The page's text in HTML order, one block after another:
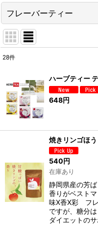
フレーバーティー
並び順:
28件
ハーブティー
648円
焼きリンゴほ
540円
在庫あり
静岡県産の芳
香りがベスト
味X香X彩 フ
ですが、糖分
ダイエットの